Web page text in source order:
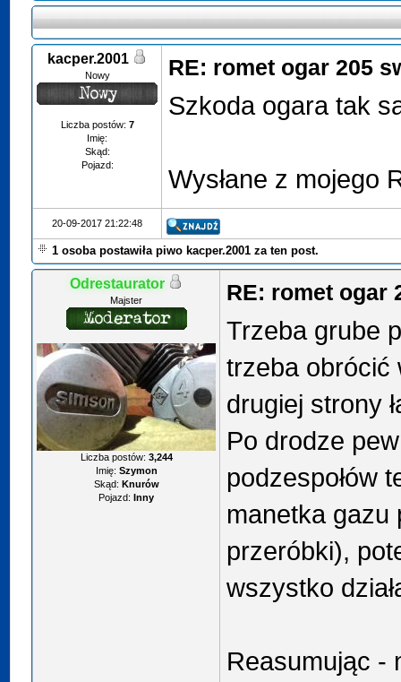
kacper.2001
Nowy
Liczba postów: 7
Imię:
Skąd:
Pojazd:
RE: romet ogar 205
Szkoda ogara tak
Wysłane z mojego
20-09-2017 21:22:48
1 osoba postawiła piwo kacper.2001 za ten post.
Odrestaurator
Majster
Liczba postów: 3,244
Imię: Szymon
Skąd: Knurów
Pojazd: Inny
RE: romet ogar
Trzeba grube
trzeba obrócić
drugiej strony
Po drodze
podzespołów
manetka gazu
przeróbki),
wszystko
Reasumując -